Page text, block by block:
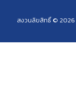
สงวนลิขสิทธิ์ ©